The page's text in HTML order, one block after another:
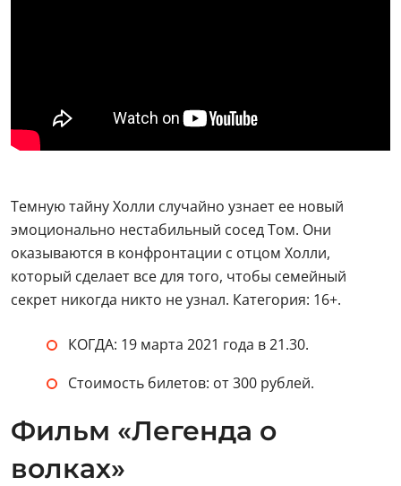
Темную тайну Холли случайно узнает ее новый
эмоционально нестабильный сосед Том. Они
оказываются в конфронтации с отцом Холли,
который сделает все для того, чтобы семейный
секрет никогда никто не узнал. Категория: 16+.
КОГДА: 19 марта 2021 года в 21.30.
Стоимость билетов: от 300 рублей.
Фильм «Легенда о
волках»